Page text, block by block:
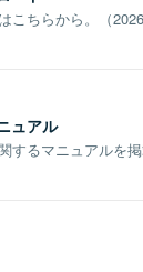
こちらから。（
ュアル
するマニュアルを